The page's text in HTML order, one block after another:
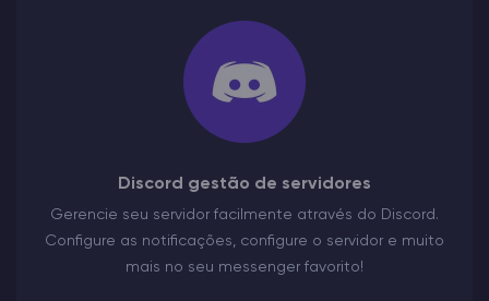
Discord gestão de servidores
Gerencie seu servidor facilmente através do Discord.
Configure as notificações, configure o servidor e muito
mais no seu messenger favorito!